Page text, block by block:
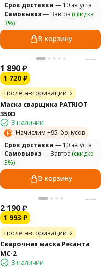
Cрок доставки — 10 августа
Самовывоз— Завтра (скидка
3%)
В корзину
1 890₽
1 720 ₽
после авторизации
Маска сварщика PATRIOT
350D
В наличии
Начислим +95 бонусов
Cрок доставки — 10 августа
Самовывоз— Завтра (скидка
3%)
В корзину
2 190₽
1 993 ₽
после авторизации
Сварочная маска Ресанта
МС-2
В наличии